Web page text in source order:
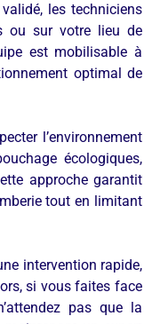
les techniciens
ou sur votre lieu de
est mobilisable à
optimal de
l’environnement
écologiques,
approche garantit
tout en limitant
intervention rapide,
si vous faites face
pas que la